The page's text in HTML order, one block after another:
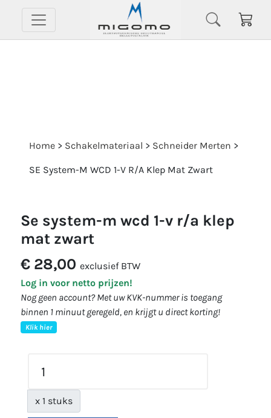
Home > Schakelmateriaal > Schneider Merten >
SE System-M WCD 1-V R/A Klep Mat Zwart
se system-m wcd 1-v r/a klep
mat zwart
€ 28,00 exclusief BTW
Log in voor netto prijzen!
Nog geen account? Met uw KVK-nummer is toegang
binnen 1 minuut geregeld, en krijgt u direct korting!
Klik hier
x 1 stuks